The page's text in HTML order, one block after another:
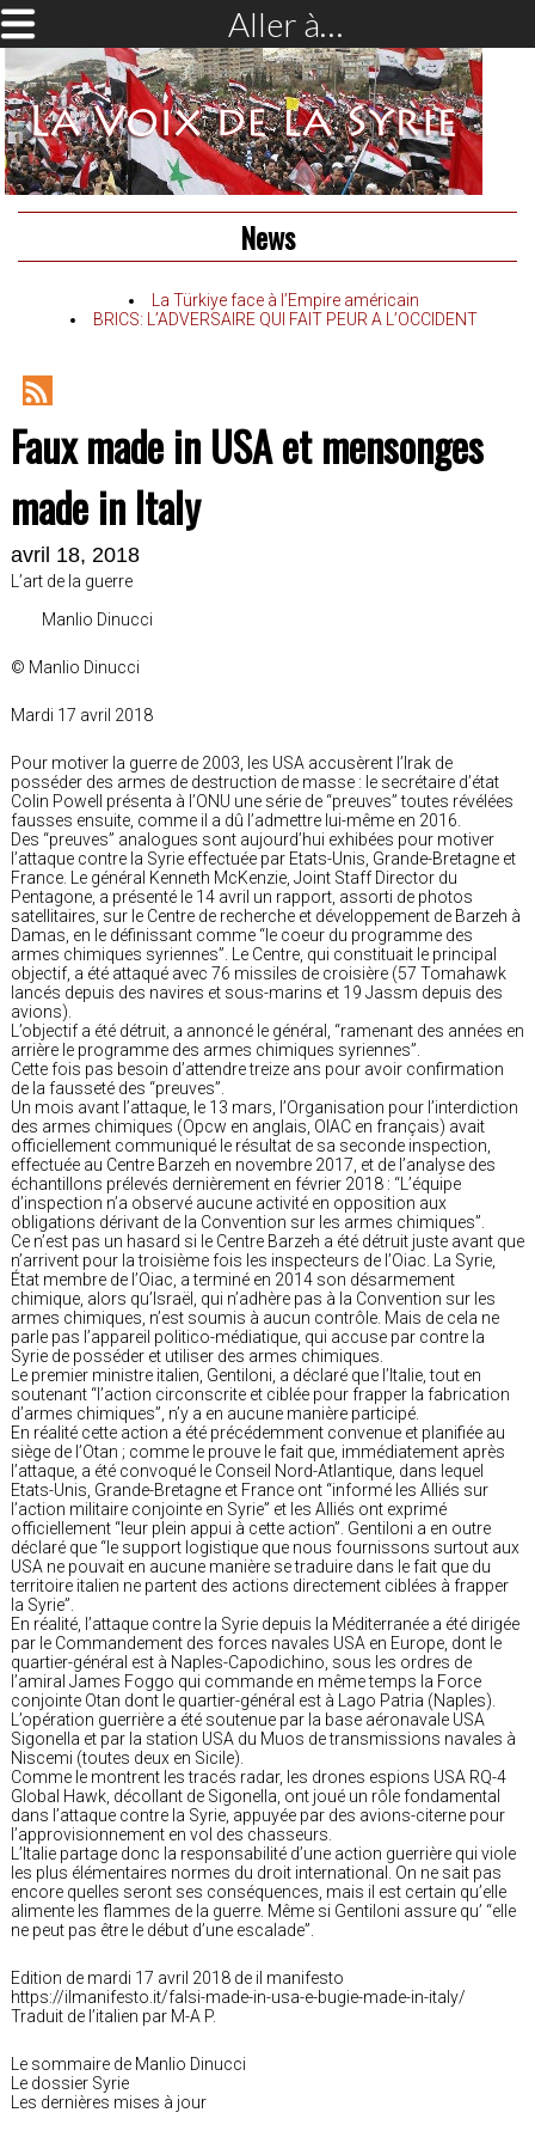
Aller à…
News
La Türkiye face à l’Empire américain
BRICS: L’ADVERSAIRE QUI FAIT PEUR A L’OCCIDENT
RSS
Feed
Faux made in USA et mensonges
made in Italy
avril 18, 2018
L’art de la guerre
Manlio Dinucci
© Manlio Dinucci
Mardi 17 avril 2018
Pour motiver la guerre de 2003, les USA accusèrent l’Irak de
posséder des armes de destruction de masse : le secrétaire d’état
Colin Powell présenta à l’ONU une série de “preuves” toutes révélées
fausses ensuite, comme il a dû l’admettre lui-même en 2016.
Des “preuves” analogues sont aujourd’hui exhibées pour motiver
l’attaque contre la Syrie effectuée par Etats-Unis, Grande-Bretagne et
France. Le général Kenneth McKenzie, Joint Staff Director du
Pentagone, a présenté le 14 avril un rapport, assorti de photos
satellitaires, sur le Centre de recherche et développement de Barzeh à
Damas, en le définissant comme “le coeur du programme des
armes chimiques syriennes”. Le Centre, qui constituait le principal
objectif, a été attaqué avec 76 missiles de croisière (57 Tomahawk
lancés depuis des navires et sous-marins et 19 Jassm depuis des
avions).
L’objectif a été détruit, a annoncé le général, “ramenant des années en
arrière le programme des armes chimiques syriennes”.
Cette fois pas besoin d’attendre treize ans pour avoir confirmation
de la fausseté des “preuves”.
Un mois avant l’attaque, le 13 mars, l’Organisation pour l’interdiction
des armes chimiques (Opcw en anglais, OIAC en français) avait
officiellement communiqué le résultat de sa seconde inspection,
effectuée au Centre Barzeh en novembre 2017, et de l’analyse des
échantillons prélevés dernièrement en février 2018 : “L’équipe
d’inspection n’a observé aucune activité en opposition aux
obligations dérivant de la Convention sur les armes chimiques”.
Ce n’est pas un hasard si le Centre Barzeh a été détruit juste avant que
n’arrivent pour la troisième fois les inspecteurs de l’Oiac. La Syrie,
État membre de l’Oiac, a terminé en 2014 son désarmement
chimique, alors qu’Israël, qui n’adhère pas à la Convention sur les
armes chimiques, n’est soumis à aucun contrôle. Mais de cela ne
parle pas l’appareil politico-médiatique, qui accuse par contre la
Syrie de posséder et utiliser des armes chimiques.
Le premier ministre italien, Gentiloni, a déclaré que l’Italie, tout en
soutenant “l’action circonscrite et ciblée pour frapper la fabrication
d’armes chimiques”, n’y a en aucune manière participé.
En réalité cette action a été précédemment convenue et planifiée au
siège de l’Otan ; comme le prouve le fait que, immédiatement après
l’attaque, a été convoqué le Conseil Nord-Atlantique, dans lequel
Etats-Unis, Grande-Bretagne et France ont “informé les Alliés sur
l’action militaire conjointe en Syrie” et les Alliés ont exprimé
officiellement “leur plein appui à cette action”. Gentiloni a en outre
déclaré que “le support logistique que nous fournissons surtout aux
USA ne pouvait en aucune manière se traduire dans le fait que du
territoire italien ne partent des actions directement ciblées à frapper
la Syrie”.
En réalité, l’attaque contre la Syrie depuis la Méditerranée a été dirigée
par le Commandement des forces navales USA en Europe, dont le
quartier-général est à Naples-Capodichino, sous les ordres de
l’amiral James Foggo qui commande en même temps la Force
conjointe Otan dont le quartier-général est à Lago Patria (Naples).
L’opération guerrière a été soutenue par la base aéronavale USA
Sigonella et par la station USA du Muos de transmissions navales à
Niscemi (toutes deux en Sicile).
Comme le montrent les tracés radar, les drones espions USA RQ-4
Global Hawk, décollant de Sigonella, ont joué un rôle fondamental
dans l’attaque contre la Syrie, appuyée par des avions-citerne pour
l’approvisionnement en vol des chasseurs.
L’Italie partage donc la responsabilité d’une action guerrière qui viole
les plus élémentaires normes du droit international. On ne sait pas
encore quelles seront ses conséquences, mais il est certain qu’elle
alimente les flammes de la guerre. Même si Gentiloni assure qu’ “elle
ne peut pas être le début d’une escalade”.
Edition de mardi 17 avril 2018 de il manifesto
https://ilmanifesto.it/falsi-made-in-usa-e-bugie-made-in-italy/
Traduit de l’italien par M-A P.
Le sommaire de Manlio Dinucci
Le dossier Syrie
Les dernières mises à jour